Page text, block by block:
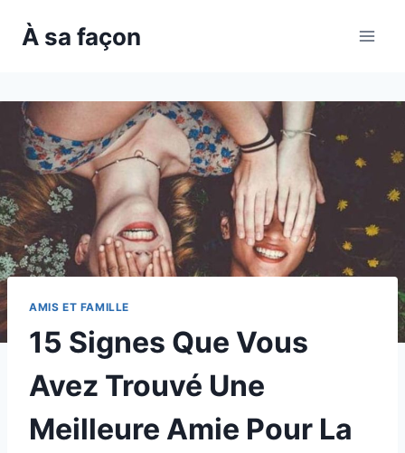
À sa façon
AMIS ET FAMILLE
15 Signes Que Vous
Avez Trouvé Une
Meilleure Amie Pour La